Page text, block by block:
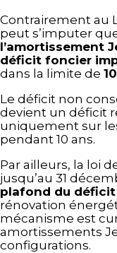
Contrairement au
peut s’imputer
l’amortissement
déficit foncier
dans la limite de
Le déficit non
devient un déficit
uniquement sur
pendant 10 ans.
Par ailleurs, la loi
jusqu’au 31
plafond du
rénovation
mécanisme est
amortissements
configurations.